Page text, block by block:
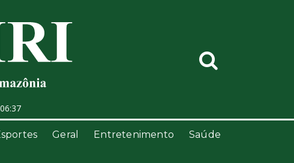
Geral Entretenimento Saúde